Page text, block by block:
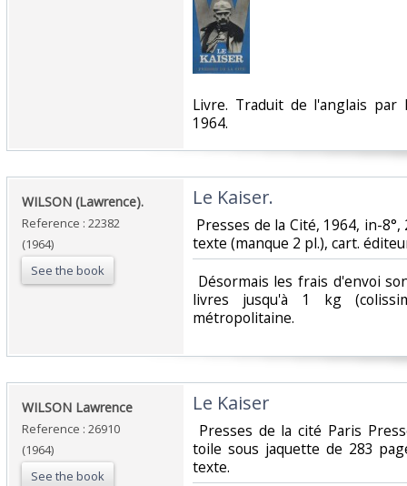
‎Livre. Traduit de l'anglais par
1964.‎
‎WILSON (Lawrence).‎
Reference : 22382
(1964)
See the book
‎Le Kaiser.‎
Presses de la Cité, 1964, in-
texte (manque 2 pl.), cart.
Désormais les frais d'envoi
livres jusqu'à 1 kg
métropolitaine.‎
‎WILSON Lawrence‎
Reference : 26910
(1964)
See the book
‎Le Kaiser‎
Presses de la cité Paris
toile sous jaquette de 283
texte. ‎